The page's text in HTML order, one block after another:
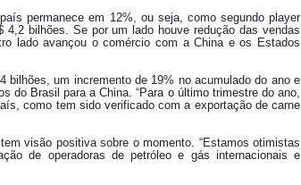
permanece em 12%, ou seja, como segundo player
bilhões. Se por um lado houve redução das vendas
lado avançou o comércio com a China e os Estados
bilhões, um incremento de 19% no acumulado do ano e
do Brasil para a China. “Para o último trimestre do ano,
como tem sido verificado com a exportação de carne
visão positiva sobre o momento. “Estamos otimistas
de operadoras de petróleo e gás internacionais e